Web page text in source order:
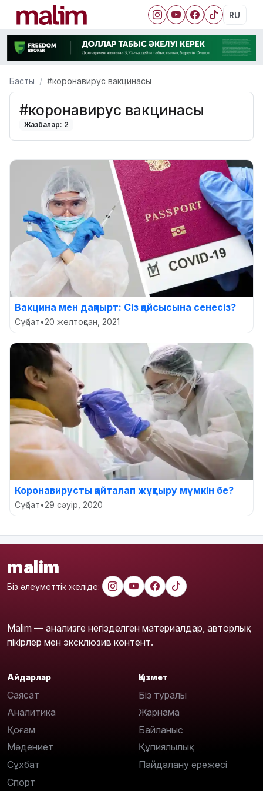
RU
Басты #коронавирус вакцинасы
#коронавирус вакцинасы
Жазбалар: 2
Вакцина мен дақпырт: Сіз қайсысына сенесіз?
Сұқбат•20 желтоқсан, 2021
Коронавирусты қайталап жұқтыру мүмкін бе?
Сұқбат•29 сәуір, 2020
malim
Біз әлеуметтік желіде:
Malim — анализге негізделген материалдар, авторлық
пікірлер мен эксклюзив контент.
Айдарлар
Саясат
Аналитика
Қоғам
Мәдениет
Сұхбат
Спорт
Қызмет
Біз туралы
Жарнама
Байланыс
Құпиялылық
Пайдалану ережесі